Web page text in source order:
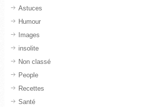
Astuces
Humour
Images
insolite
Non classé
People
Recettes
Santé